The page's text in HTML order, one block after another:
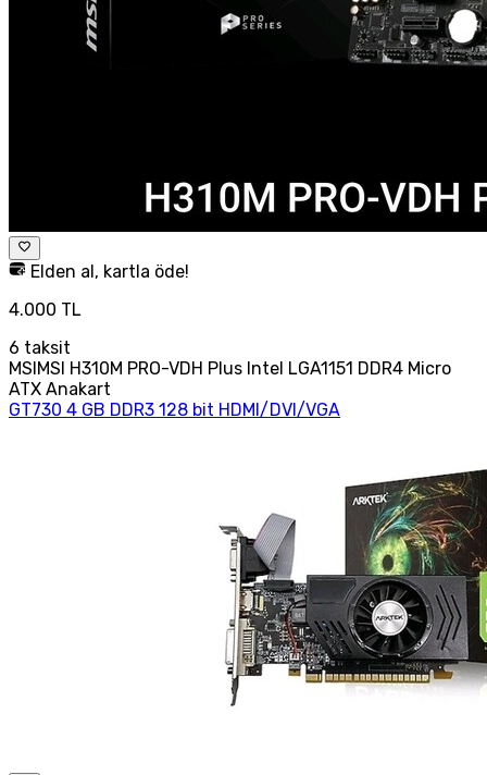
Elden al, kartla öde!
4.000 TL
6 taksit
MSIMSI H310M PRO-VDH Plus Intel LGA1151 DDR4 Micro
ATX Anakart
GT730 4 GB DDR3 128 bit HDMI/DVI/VGA